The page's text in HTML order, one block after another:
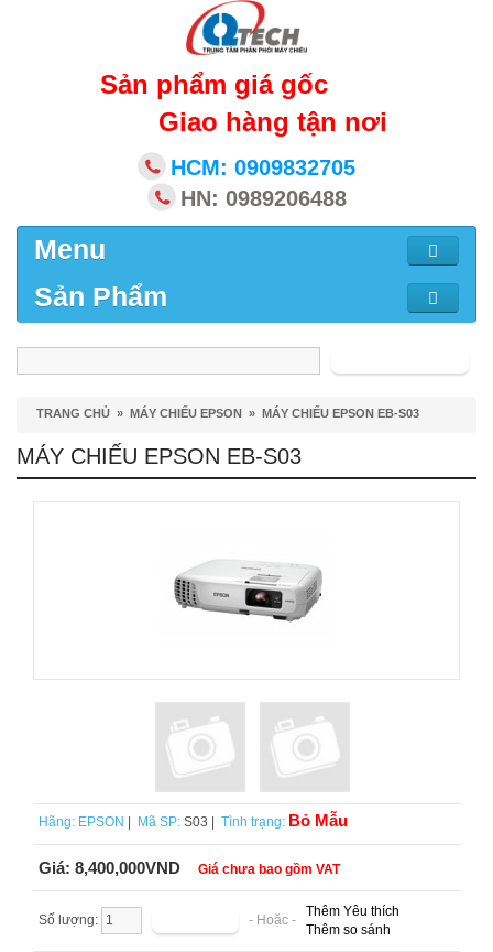
Sản phẩm giá gốc
Giao hàng tận nơi
HCM: 0909832705
HN: 0989206488
Menu
Sản Phẩm
TRANG CHỦ » MÁY CHIẾU EPSON » MÁY CHIẾU EPSON EB-S03
MÁY CHIẾU EPSON EB-S03
Hãng: EPSON Mã SP: S03 | Tình trạng: Bỏ Mẫu
Giá: 8,400,000VND Giá chưa bao gồm VAT
Số lượng: - Hoặc -
Thêm Yêu thích
Thêm so sánh